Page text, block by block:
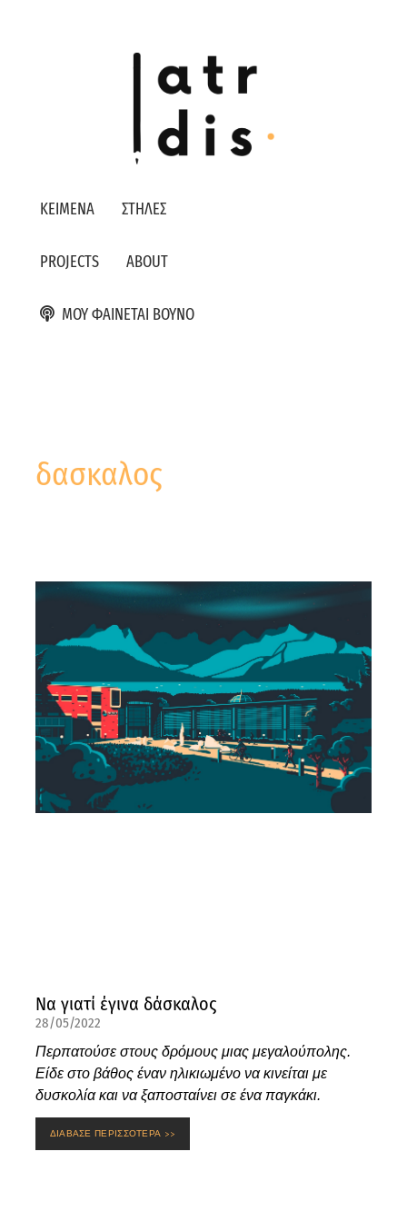
ΚΕΙΜΕΝΑ ΣΤΗΛΕΣ
PROJECTS ABOUT
ΜΟΥ ΦΑΙΝΕΤΑΙ ΒΟΥΝΟ
δασκαλος
Να γιατί έγινα δάσκαλος
28/05/2022
Περπατούσε στους δρόμους μιας μεγαλούπολης.
Είδε στο βάθος έναν ηλικιωμένο να κινείται με
δυσκολία και να ξαποσταίνει σε ένα παγκάκι.
ΔΙΑΒΑΣΕ ΠΕΡΙΣΣΟΤΕΡΑ >>